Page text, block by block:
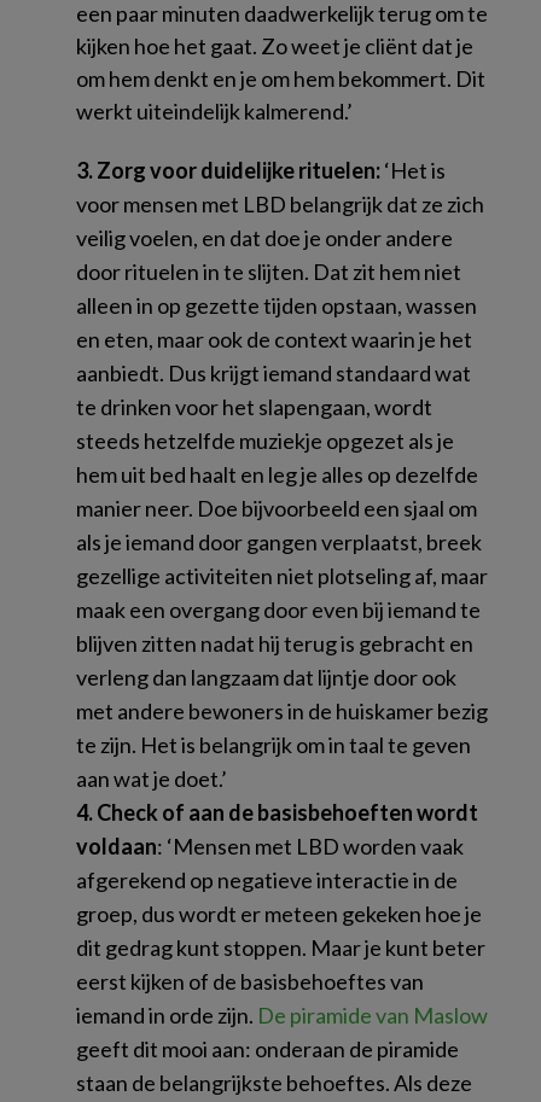
een paar minuten daadwerkelijk terug om te
kijken hoe het gaat. Zo weet je cliënt dat je
om hem denkt en je om hem bekommert. Dit
werkt uiteindelijk kalmerend.’
3. Zorg voor duidelijke rituelen:‘Het is
voor mensen met LBD belangrijk dat ze zich
veilig voelen, en dat doe je onder andere
door rituelen in te slijten. Dat zit hem niet
alleen in op gezette tijden opstaan, wassen
en eten, maar ook de context waarin je het
aanbiedt. Dus krijgt iemand standaard wat
te drinken voor het slapengaan, wordt
steeds hetzelfde muziekje opgezet als je
hem uit bed haalt en leg je alles op dezelfde
manier neer. Doe bijvoorbeeld een sjaal om
als je iemand door gangen verplaatst, breek
gezellige activiteiten niet plotseling af, maar
maak een overgang door even bij iemand te
blijven zitten nadat hij terug is gebracht en
verleng dan langzaam dat lijntje door ook
met andere bewoners in de huiskamer bezig
te zijn. Het is belangrijk om in taal te geven
aan wat je doet.’
4. Check of aan de basisbehoeften wordt
voldaan: ‘Mensen met LBD worden vaak
afgerekend op negatieve interactie in de
groep, dus wordt er meteen gekeken hoe je
dit gedrag kunt stoppen. Maar je kunt beter
eerst kijken of de basisbehoeftes van
iemand in orde zijn. De piramide van Maslow
geeft dit mooi aan: onderaan de piramide
staan de belangrijkste behoeftes. Als deze